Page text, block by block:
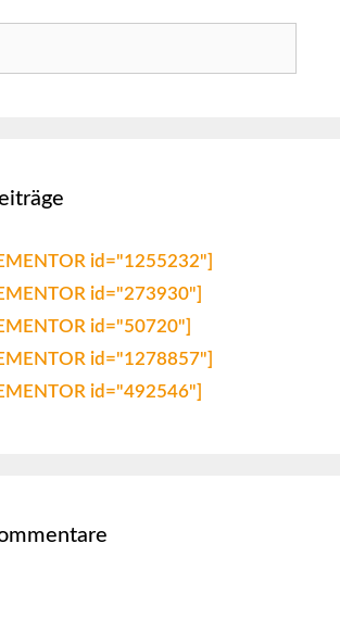
id="1255232"]
id="273930"]
id="50720"]
id="1278857"]
id="492546"]